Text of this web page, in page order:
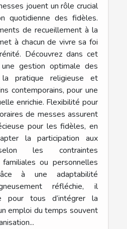
jouent un rôle crucial
quotidienne des fidèles.
de recueillement à la
à chacun de vivre sa foi
Découvrez dans cet
gestion optimale des
la pratique religieuse et
contemporains, pour une
enrichie. Flexibilité pour
de messes assurent
pour les fidèles, en
la participation aux
les contraintes
ou personnelles
à une adaptabilité
réfléchie, il
pour tous d’intégrer la
emploi du temps souvent